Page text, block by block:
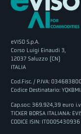
eVISO S.p.A.
Corso Luigi Einaudi 3,
12037 Saluzzo (CN)
ITALIA
Cod.Fisc. / P.IVA:
Codice Destinatario:
Cap.soc: 369.924,39 euro
TICKER BORSA ITALIANA:
CODICE ISIN: IT0005430936